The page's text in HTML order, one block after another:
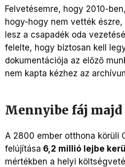
Felvetésemre, hogy 2010-
hogy-hogy nem vették
lesz a csapadék oda
felelte, hogy biztosan kell
dokumentációja az előző
nem kapta kézhez az
Mennyibe fáj majd
A 2800 ember otthona körüli
felújítása 6,2 millió lejbe
mértékben a helyi